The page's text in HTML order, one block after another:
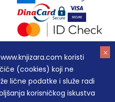
koristi
(cookies) koji ne
lične podatke i služe radi
korisničkog iskustva
- MAKART DOO BEOGRAD
MB: 20337524